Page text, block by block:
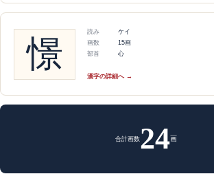
憬
読み
ケイ
画数
15画
部首
心
漢字の詳細へ →
合計画数24画